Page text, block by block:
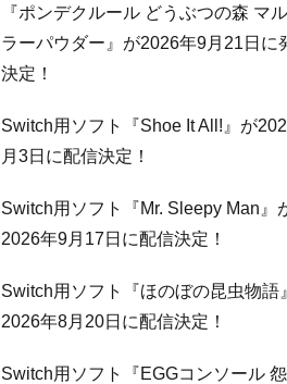
『ポンデクルール どうぶつの森 マ
ラーパウダー』が2026年9月21日に
決定！
Switch用ソフト『Shoe It All!』が
月3日に配信決定！
Switch用ソフト『Mr. Sleepy Man』
2026年9月17日に配信決定！
Switch用ソフト『ほのぼの昆虫物語
2026年8月20日に配信決定！
Switch用ソフト『EGGコンソール